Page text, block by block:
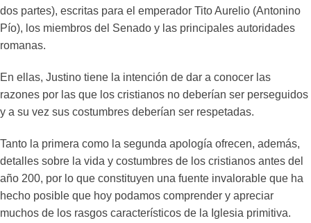
dos partes), escritas para el emperador Tito Aurelio (Antonino
Pío), los miembros del Senado y las principales autoridades
romanas.
En ellas, Justino tiene la intención de dar a conocer las
razones por las que los cristianos no deberían ser perseguidos
y a su vez sus costumbres deberían ser respetadas.
Tanto la primera como la segunda apología ofrecen, además,
detalles sobre la vida y costumbres de los cristianos antes del
año 200, por lo que constituyen una fuente invalorable que ha
hecho posible que hoy podamos comprender y apreciar
muchos de los rasgos característicos de la Iglesia primitiva.